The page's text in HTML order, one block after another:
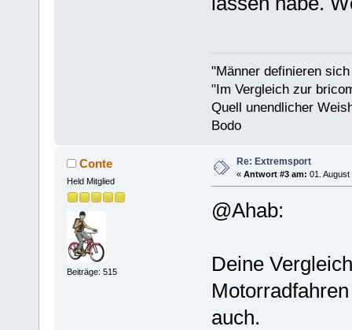
"Männer definieren
"Im Vergleich zur
Quell unendlicher
Bodo
Conte
Held Mitglied
Beiträge: 515
Re: Extremsport
« Antwort #3 am: 01. August
@Ahab:
Deine
auch.